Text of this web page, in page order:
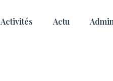
Activités Actu